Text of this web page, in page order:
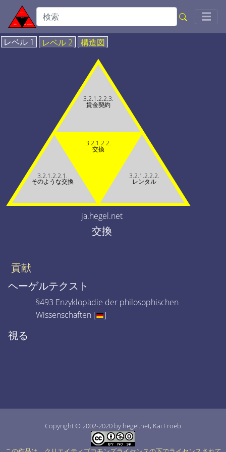
☰
レベル 1 レベル 2 構造図
3.2.1.2.2.
交換
3.2.1.2.2.1.
そのような交換
3.2.1.2.2.2.
レンタル
3.2.1.2.2.3.
賃金契約
ja.hegel.net
交換
貢献
ヘーゲルテクスト
§493 Enzyklopädie der philosophischen
Wissenschaften [
]
視る
Copyright © 2002-2020 by hegel.net, Kai Froeb